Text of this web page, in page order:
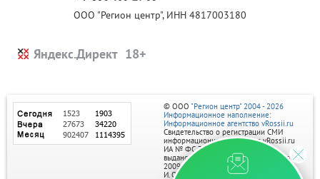
ООО "Регион центр", ИНН 4817003180
Яндекс.Директ
© ООО "Регион центр" 2004 - 2026
Информационное наполнение:
Информационное агентство vRossii.ru
Свидетельство о регистрации СМИ
информационного агентства vRossii.ru
ИА № ФС 77‑35502
выдано РОСКОМНАДЗОРом 04 марта
2009г.
И. О. Главного редактора Нарыков А. Н.